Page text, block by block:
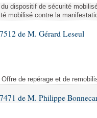
dispositif de sécurité
mobilisé contre la
de M. Gérard Leseul
de repérage et de
de M. Philippe